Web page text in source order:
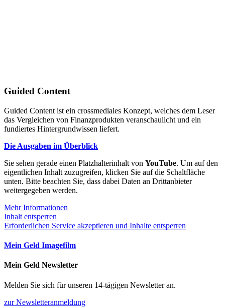
Guided Content
Guided Content ist ein crossmediales Konzept, welches dem Leser
das Vergleichen von Finanzprodukten veranschaulicht und ein
fundiertes Hintergrundwissen liefert.
Die Ausgaben im Überblick
Sie sehen gerade einen Platzhalterinhalt von YouTube. Um auf den
eigentlichen Inhalt zuzugreifen, klicken Sie auf die Schaltfläche
unten. Bitte beachten Sie, dass dabei Daten an Drittanbieter
weitergegeben werden.
Mehr Informationen
Inhalt entsperren
Erforderlichen Service akzeptieren und Inhalte entsperren
Mein Geld Imagefilm
Mein Geld Newsletter
Melden Sie sich für unseren 14-tägigen Newsletter an.
zur Newsletteranmeldung